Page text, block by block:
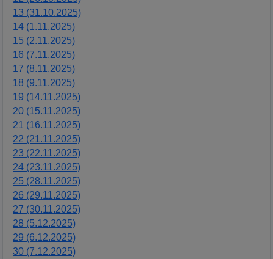
13 (31.10.2025)
14 (1.11.2025)
15 (2.11.2025)
16 (7.11.2025)
17 (8.11.2025)
18 (9.11.2025)
19 (14.11.2025)
20 (15.11.2025)
21 (16.11.2025)
22 (21.11.2025)
23 (22.11.2025)
24 (23.11.2025)
25 (28.11.2025)
26 (29.11.2025)
27 (30.11.2025)
28 (5.12.2025)
29 (6.12.2025)
30 (7.12.2025)